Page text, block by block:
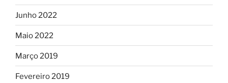
Junho 2022
Maio 2022
Março 2019
Fevereiro 2019